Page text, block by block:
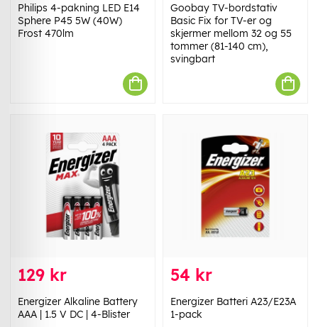
Philips 4-pakning LED E14
Sphere P45 5W (40W)
Frost 470lm
Goobay TV-bordstativ
Basic Fix for TV-er og
skjermer mellom 32 og 55
tommer (81-140 cm),
svingbart
129 kr
Energizer Alkaline Battery
AAA | 1.5 V DC | 4-Blister
54 kr
Energizer Batteri A23/E23A
1-pack